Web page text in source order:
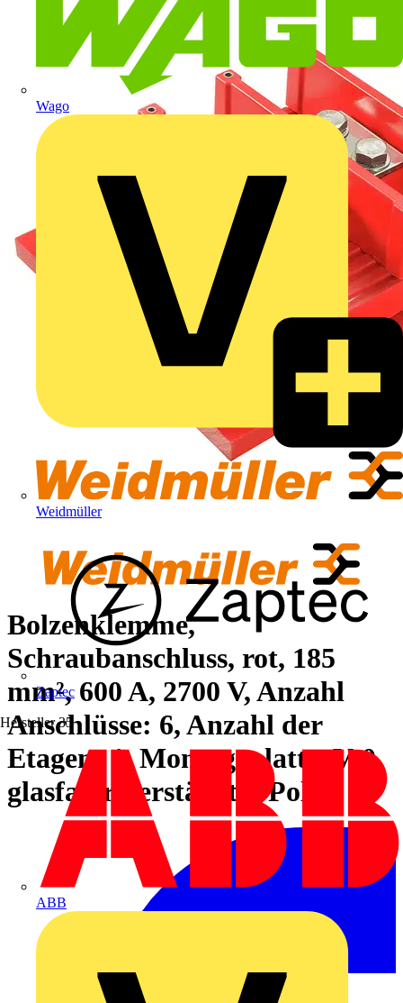
Wago
Weidmüller
Zaptec
Hersteller 35
ABB
Bolzenklemme,
Schraubanschluss, rot, 185
mm², 600 A, 2700 V, Anzahl
Anschlüsse: 6, Anzahl der
Etagen: 1, Montageplatte, V-0,
glasfaser-verstärktes Pol